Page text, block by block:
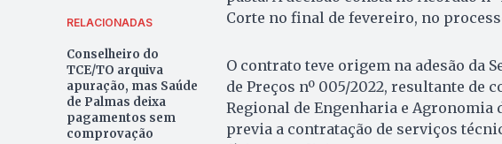
RELACIONADAS
Conselheiro do
TCE/TO arquiva
apuração, mas Saúde
de Palmas deixa
pagamentos sem
comprovação
Corte no final de fevereiro, no
O contrato teve origem na adesão da
de Preços nº 005/2022, resultante de
Regional de Engenharia e Agronomia
previa a contratação de serviços